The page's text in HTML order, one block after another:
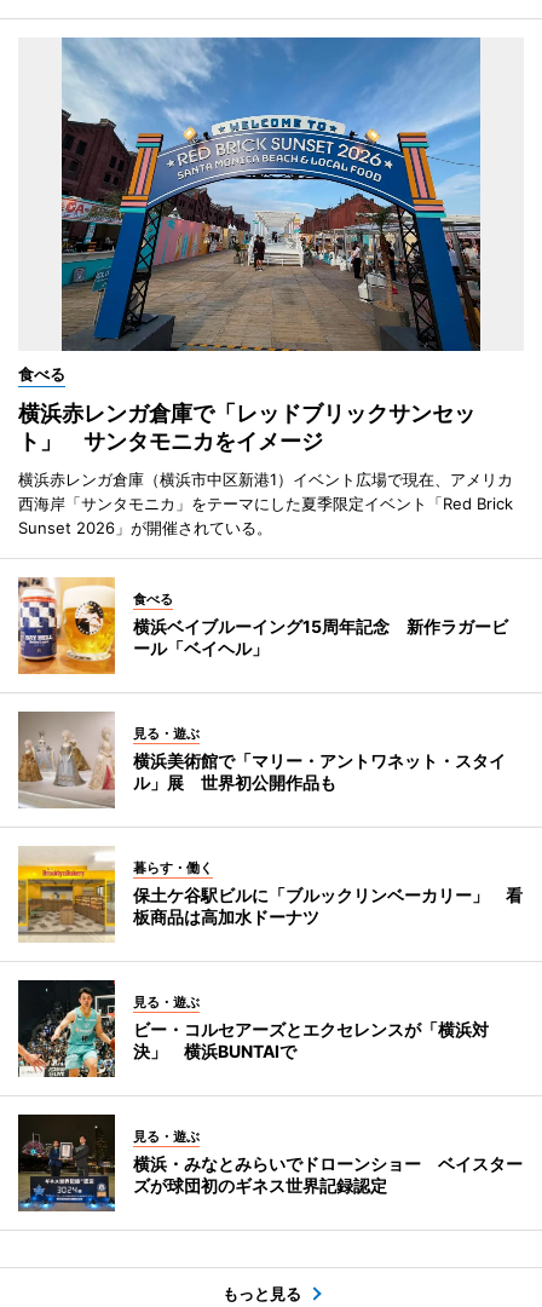
食べる
横浜赤レンガ倉庫で「レッドブリックサンセッ
ト」 サンタモニカをイメージ
横浜赤レンガ倉庫（横浜市中区新港1）イベント広場で現在、アメリカ
西海岸「サンタモニカ」をテーマにした夏季限定イベント「Red Brick
Sunset 2026」が開催されている。
食べる
横浜ベイブルーイング15周年記念 新作ラガービ
ール「ベイヘル」
見る・遊ぶ
横浜美術館で「マリー・アントワネット・スタイ
ル」展 世界初公開作品も
暮らす・働く
保土ケ谷駅ビルに「ブルックリンベーカリー」 看
板商品は高加水ドーナツ
見る・遊ぶ
ビー・コルセアーズとエクセレンスが「横浜対
決」 横浜BUNTAIで
見る・遊ぶ
横浜・みなとみらいでドローンショー ベイスター
ズが球団初のギネス世界記録認定
もっと見る